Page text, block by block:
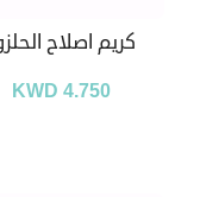
کریم اصلاح
KWD 4.750